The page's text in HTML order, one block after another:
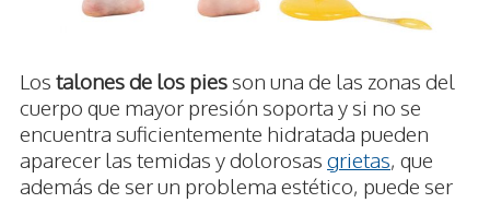
Los talones de los piesson una de las zonas del
cuerpo que mayor presión soporta y si no se
encuentra suficientemente hidratada pueden
aparecer las temidas y dolorosas grietas, que
además de ser un problema estético, puede ser